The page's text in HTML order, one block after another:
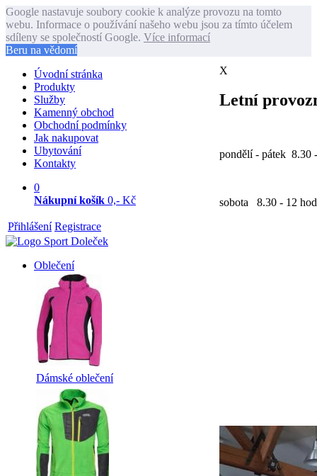
Google nastavuje soubory cookie k analýze provozu na tomto
webu. Informace o používání našeho webu jsou za tímto účelem
sdíleny se společností Google. Více informací
Beru na vědomí
X
Letní
pondělí - pátek 8.30
sobota 8.30 - 12 hod
Úvodní stránka
Produkty
Služby
Kamenný obchod
Obchodní podmínky
Jak nakupovat
Ubytování
Kontakty
0
Nákupní košík 0,- Kč
Přihlášení Registrace
Oblečení
Dámské oblečení